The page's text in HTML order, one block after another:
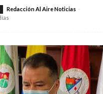
Redacción Al Aire Noticias -